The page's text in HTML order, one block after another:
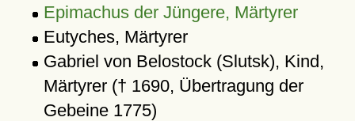
Epimachus der Jüngere, Märtyrer
Eutyches, Märtyrer
Gabriel von Belostock (Slutsk), Kind,
Märtyrer († 1690, Übertragung der
Gebeine 1775)